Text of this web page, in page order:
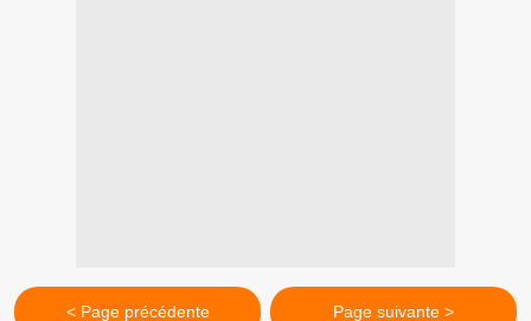
< Page précédente Page suivante >